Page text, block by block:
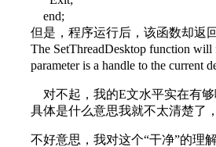
end;
但是，程序运行后，该函数却返
The SetThreadDesktop function will
parameter is a handle to the current
对不起，我的E文水平实在有够
具体是什么意思我就不太清楚了
不好意思，我对这个“干净”的理